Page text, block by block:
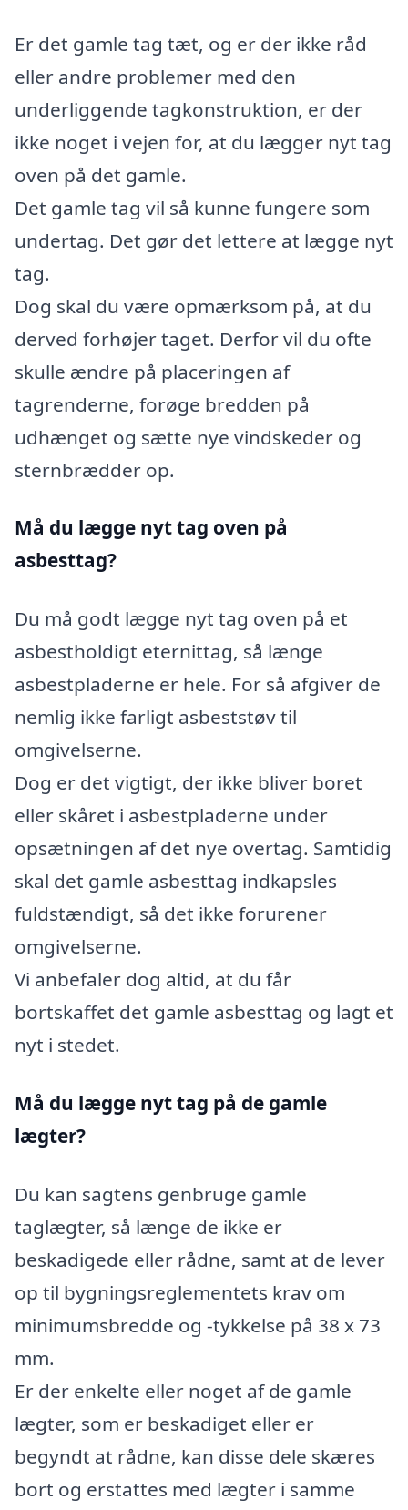
Er det gamle tag tæt, og er der ikke råd
eller andre problemer med den
underliggende tagkonstruktion, er der
ikke noget i vejen for, at du lægger nyt tag
oven på det gamle.
Det gamle tag vil så kunne fungere som
undertag. Det gør det lettere at lægge nyt
tag.
Dog skal du være opmærksom på, at du
derved forhøjer taget. Derfor vil du ofte
skulle ændre på placeringen af
tagrenderne, forøge bredden på
udhænget og sætte nye vindskeder og
sternbrædder op.
Må du lægge nyt tag oven på
asbesttag?
Du må godt lægge nyt tag oven på et
asbestholdigt eternittag, så længe
asbestpladerne er hele. For så afgiver de
nemlig ikke farligt asbeststøv til
omgivelserne.
Dog er det vigtigt, der ikke bliver boret
eller skåret i asbestpladerne under
opsætningen af det nye overtag. Samtidig
skal det gamle asbesttag indkapsles
fuldstændigt, så det ikke forurener
omgivelserne.
Vi anbefaler dog altid, at du får
bortskaffet det gamle asbesttag og lagt et
nyt i stedet.
Må du lægge nyt tag på de gamle
lægter?
Du kan sagtens genbruge gamle
taglægter, så længe de ikke er
beskadigede eller rådne, samt at de lever
op til bygningsreglementets krav om
minimumsbredde og -tykkelse på 38 x 73
mm.
Er der enkelte eller noget af de gamle
lægter, som er beskadiget eller er
begyndt at rådne, kan disse dele skæres
bort og erstattes med lægter i samme